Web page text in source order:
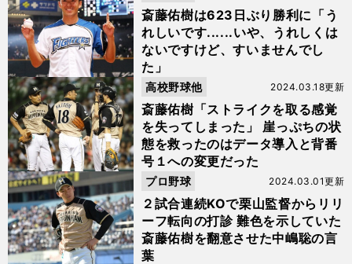
斎藤佑樹は623日ぶり勝利に「う
れしいです......いや、うれしくは
ないですけど、すいませんでし
た」
斎藤佑樹「ストライクを取る感覚
を失ってしまった」 崖っぷちの状
態を救ったのはデータ導入と背番
号１への変更だった
2024.03.18更新
高校野球他
２試合連続KOで栗山監督からリリ
ーフ転向の打診 難色を示していた
斎藤佑樹を翻意させた中嶋聡の言
葉
2024.03.01更新
プロ野球